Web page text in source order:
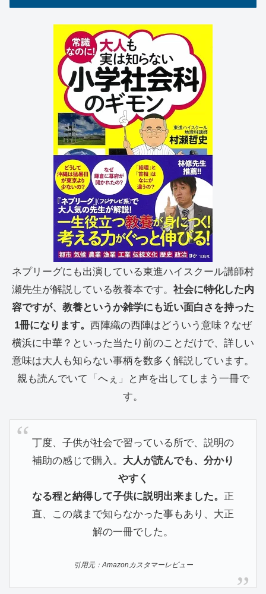
ネプリーグにも出演している東進ハイスクール講師村
瀬先生が解説している教養本です。 社会に特化した内
容ですが、教養というか雑学にも近い面白さを持った
1冊になります。 西陣織の西陣はどういう意味？なぜ
横浜に中華？といった当たり前のことだけで、詳しい
意味は大人も知らない事柄を数多く解説しています。
親も読んでいて「へぇ」と声を出してしまう一冊で
す。
丁度、子供が社会で習っている所で、説明の
補助の感じで購入。 大人が読んでも、分かり
やすく
なる程と納得して子供に説明出来ました。 正
直、この歳まで知らなかった事もあり、大正
解の一冊でした。
引用元：Amazonカスタマーレビュー